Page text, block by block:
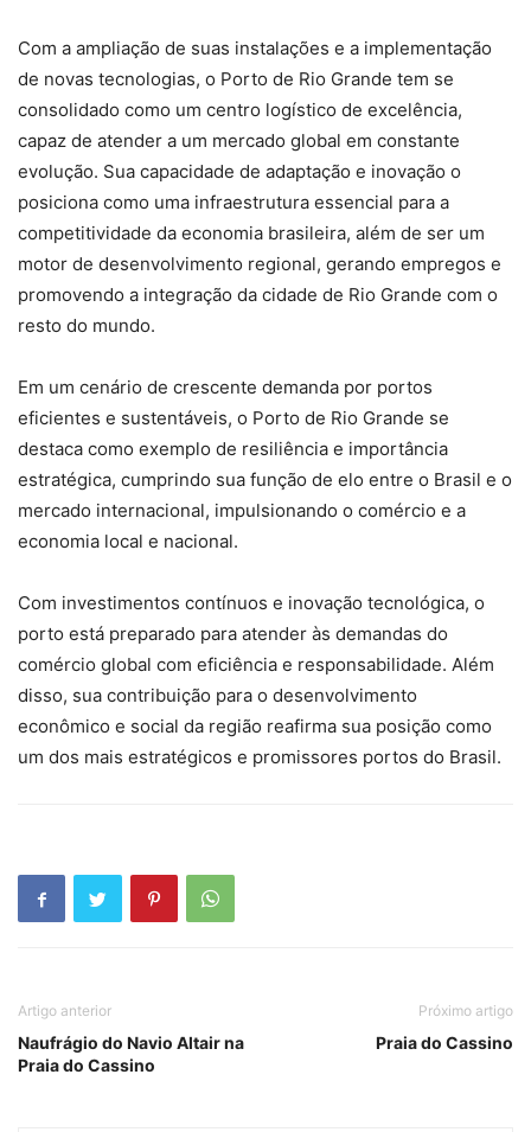
Com a ampliação de suas instalações e a implementação
de novas tecnologias, o Porto de Rio Grande tem se
consolidado como um centro logístico de excelência,
capaz de atender a um mercado global em constante
evolução. Sua capacidade de adaptação e inovação o
posiciona como uma infraestrutura essencial para a
competitividade da economia brasileira, além de ser um
motor de desenvolvimento regional, gerando empregos e
promovendo a integração da cidade de Rio Grande com o
resto do mundo.
Em um cenário de crescente demanda por portos
eficientes e sustentáveis, o Porto de Rio Grande se
destaca como exemplo de resiliência e importância
estratégica, cumprindo sua função de elo entre o Brasil e o
mercado internacional, impulsionando o comércio e a
economia local e nacional.
Com investimentos contínuos e inovação tecnológica, o
porto está preparado para atender às demandas do
comércio global com eficiência e responsabilidade. Além
disso, sua contribuição para o desenvolvimento
econômico e social da região reafirma sua posição como
um dos mais estratégicos e promissores portos do Brasil.
Artigo anterior
Naufrágio do Navio Altair na
Praia do Cassino
Próximo artigo
Praia do Cassino